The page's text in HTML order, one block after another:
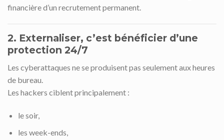
financière d’un recrutement permanent.
2. Externaliser, c’est bénéficier d’une
protection 24/7
Les cyberattaques ne se produisent pas seulement aux heures
de bureau.
Les hackers ciblent principalement :
le soir,
les week-ends,